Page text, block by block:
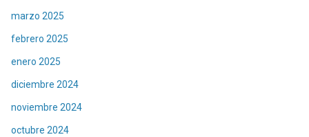
marzo 2025
febrero 2025
enero 2025
diciembre 2024
noviembre 2024
octubre 2024